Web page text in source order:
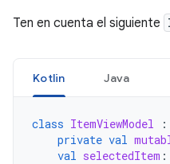
Ten en cuenta el siguiente
Kotlin Java
class ItemViewModel :
private val
val selectedItem :